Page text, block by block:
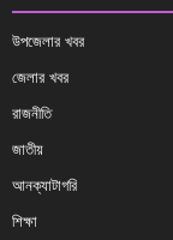
উপজেলার খবর
জেলার খবর
রাজনীতি
জাতীয়
আনক্যাটাগরি
শিক্ষা